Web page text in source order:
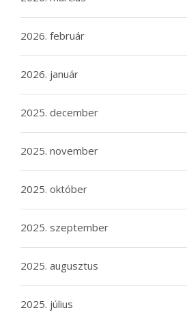
2026. február
2026. január
2025. december
2025. november
2025. október
2025. szeptember
2025. augusztus
2025. július